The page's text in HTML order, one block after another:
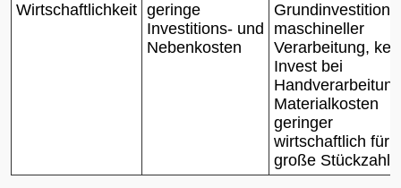
Wirtschaftlichkeit geringe
Investitions- und
Nebenkosten
Grundinvestition
maschineller
Verarbeitung,
Invest bei
Materialkosten
geringer
wirtschaftlich für
große